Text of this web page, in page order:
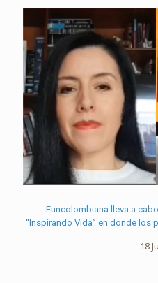
Funcolombiana lleva a
“Inspirando Vida” en donde los
18